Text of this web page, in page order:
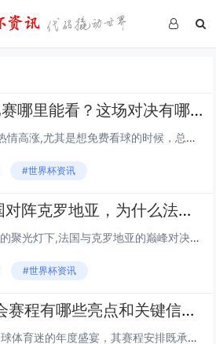
火箭vs今日免费比赛哪里能看？这场对决有哪些看点？
球迷们对火箭的比赛向来热情高涨,尤其是想免费看球的时候，总会纠结：“今天火箭的比赛哪里能免费看？这场对决又有啥值得关注的点？” 别着急，咱们从观赛渠道到比赛看点，一一梳理清楚。 免费观赛渠道：这些平台可别错过 想免费看火箭的比赛,正规平...
#世界杯资讯
2018年世界杯法国对阵克罗地亚，为什么法国能最终夺冠？
2018年俄罗斯世界杯决赛的聚光灯下,法国与克罗地亚的巅峰对决点燃了全球球迷的热情，最终法国队以4:2的比分时隔20年再度捧起大力神杯，克罗地亚则遗憾错失队史首座世界杯冠军，这场比赛的胜负背后，藏着哪些关键逻辑？我们从多个维度拆解这场经典对...
#世界杯资讯
2024年巴黎奥运会赛程有哪些亮点和关键信息？
2024年巴黎奥运会作为全球体育迷的年度盛宴，其赛程安排既承载着传统赛事的热血传承，又融入了新兴项目的潮流活力，不少人好奇这次奥运会的赛程有哪些值得关注的重点？下面就从时间周期、项目亮点、热门赛事、观赛贴士等角度,为大家逐一解析。 赛事周...